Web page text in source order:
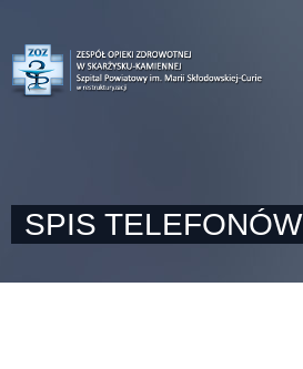
SPIS TELEFONÓW